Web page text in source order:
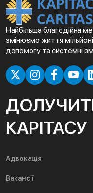
Найбільша благодійна
змінюємо життя
допомогу та системні
КАРІТАСУ
Адвокація
Вакансії